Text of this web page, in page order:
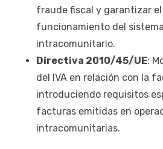
fraude fiscal y garantizar
funcionamiento del
intracomunitario.
Directiva 2010/45/UE:
del IVA en relación con la
introduciendo requisitos
facturas emitidas en
intracomunitarias.